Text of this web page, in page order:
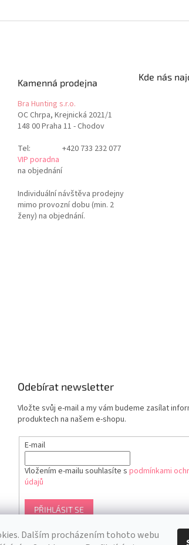
Dalším procházením tohoto webu
Kamenná prodejna
Bra Hunting s.r.o.
OC Chrpa, Krejnická 2021/1
148 00 Praha 11 - Chodov
Tel:
+420 733 232 077
VIP poradna
na objednání
Individuální návštěva prodejny
mimo provozní dobu (min. 2
ženy) na objednání.
Kde nás
Odebírat newsletter
Vložte svůj e-mail a my vám budeme zasílat
produktech na našem e-shopu.
E-mail
Vložením e-mailu souhlasíte s podmínkami
údajů
PŘIHLÁSIT SE